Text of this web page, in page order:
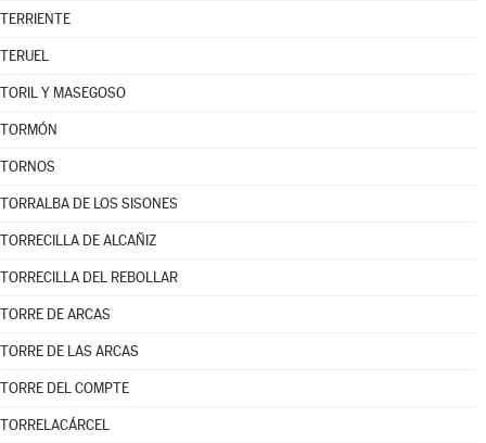
TERRIENTE
TERUEL
TORIL Y MASEGOSO
TORMÓN
TORNOS
TORRALBA DE LOS SISONES
TORRECILLA DE ALCAÑIZ
TORRECILLA DEL REBOLLAR
TORRE DE ARCAS
TORRE DE LAS ARCAS
TORRE DEL COMPTE
TORRELACÁRCEL